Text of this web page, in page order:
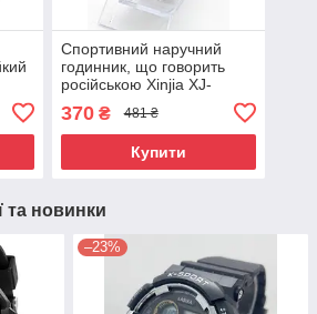
)
Спортивний наручний
годинник, що говорить
російською Xinjia XJ-
370₴ 481 ₴
Купити
та новинки
–23%